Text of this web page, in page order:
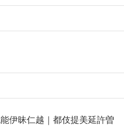
伊昧仁越｜都伎提美延許曽